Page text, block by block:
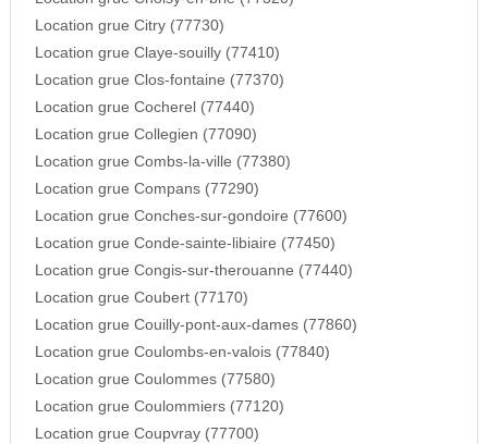
Location grue Citry (77730)
Location grue Claye-souilly (77410)
Location grue Clos-fontaine (77370)
Location grue Cocherel (77440)
Location grue Collegien (77090)
Location grue Combs-la-ville (77380)
Location grue Compans (77290)
Location grue Conches-sur-gondoire (77600)
Location grue Conde-sainte-libiaire (77450)
Location grue Congis-sur-therouanne (77440)
Location grue Coubert (77170)
Location grue Couilly-pont-aux-dames (77860)
Location grue Coulombs-en-valois (77840)
Location grue Coulommes (77580)
Location grue Coulommiers (77120)
Location grue Coupvray (77700)